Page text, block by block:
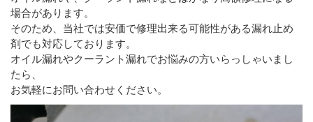
場合があります。
そのため、当社では安価で修理出来る可能性がある漏れ止め
剤でも対応しております。
オイル漏れやクーラント漏れでお悩みの方いらっしゃいまし
たら、
お気軽にお問い合わせください。